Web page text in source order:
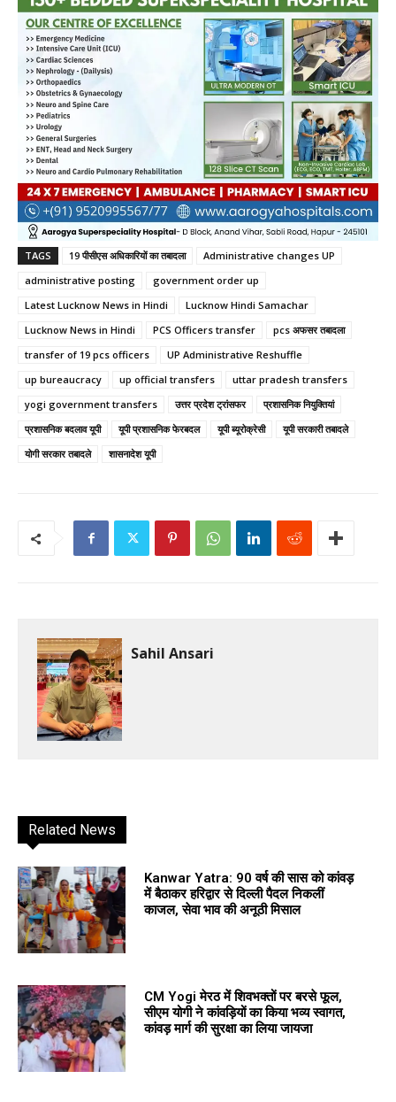
TAGS 19 पीसीएस अधिकारियों का तबादला
Administrative changes UP
administrative posting
government order up
Latest Lucknow News in Hindi
Lucknow Hindi Samachar
Lucknow News in Hindi
PCS Officers transfer
pcs अफसर तबादला
transfer of 19 pcs officers
UP Administrative Reshuffle
up bureaucracy
up official transfers
uttar pradesh transfers
yogi government transfers
उत्तर प्रदेश ट्रांसफर
प्रशासनिक नियुक्तियां
प्रशासनिक बदलाव यूपी
यूपी प्रशासनिक फेरबदल यूपी ब्यूरोक्रेसी
यूपी सरकारी तबादले
योगी सरकार तबादले
शासनादेश यूपी
Sahil Ansari
Related News
Kanwar Yatra: 90 वर्ष की सास को कांवड़
में बैठाकर हरिद्वार से दिल्ली पैदल निकलीं
काजल, सेवा भाव की अनूठी मिसाल
CM Yogi मेरठ में शिवभक्तों पर बरसे फूल,
सीएम योगी ने कांवड़ियों का किया भव्य स्वागत,
कांवड़ मार्ग की सुरक्षा का लिया जायजा